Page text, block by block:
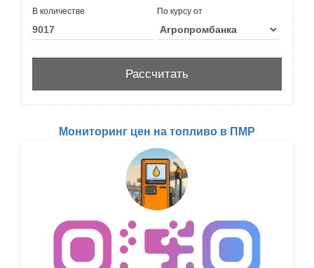
В количестве По курсу от
Мониторинг цен на топливо в ПМР